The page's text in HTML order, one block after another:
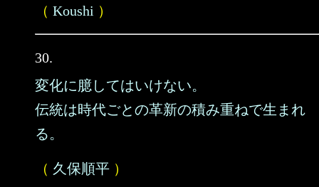
（ Koushi ）
30.
変化に臆してはいけない。
伝統は時代ごとの革新の積み重ねで生まれ
る。
（ 久保順平 ）